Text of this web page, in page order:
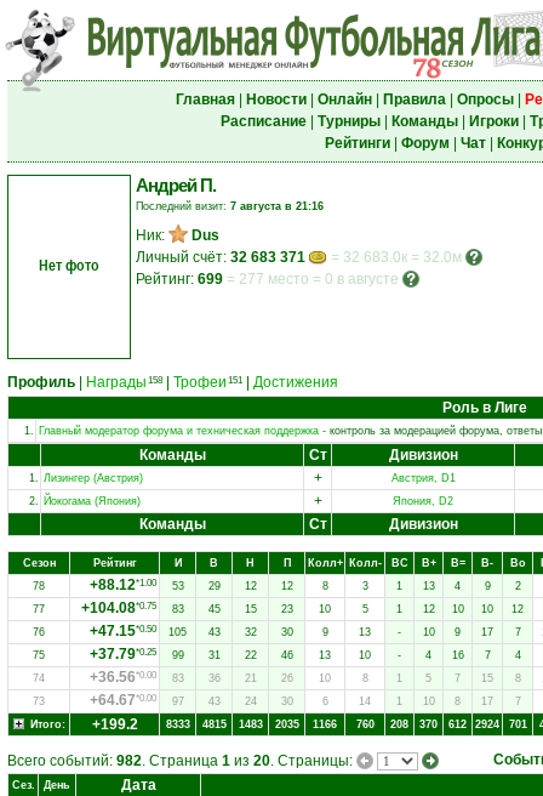
Главная| Новости| Онлайн| Правила| Опросы|
Расписание| Турниры| Команды| Игроки|
Рейтинги| Форум Чат|
Нет фото
Андрей П.
Последний визит: 7 августа в 21:16
Ник:
Dus
Личный счёт: 32 683 371
= 32 683.0к = 32.0м
Рейтинг: 699 = 277 место = 0 в августе
Профиль Награды 158 Трофеи 151
Достижения
Роль в Лиге
1. Главный модератор форума и техническая поддержка - контроль за модерацией форума,
Команды Ст Дивизион
1. Лизингер (Австрия) +
Австрия, D1
2. Йокогама (Япония) + Япония, D2
Команды Ст Дивизион
Сезон Рейтинг И В Н П Колл+ Колл- ВC В+ В= В- Вo
78
+88.12*1.00 53 29 12 12 8 3 1 13 4 9
2
77
+104.08*0.75 83 45 15 23 10 5 1 12 10 10 12
76
+47.15*0.50 105 43 32 30 9 13 - 10 9 17 7
75
+37.79*0.25 99 31 22 46 13 10 - 4 16 7
4
74
+36.56*0.00 83 36 21 26 10 8 1 5 7 15 8
73
+64.67*0.00 97 43 24 30 6 14 1 10 8 17
7
Итого:
+199.2 8333 4815 1483 2035 1166 760 208 370 612 2924 701
Всего событий: 982. Страница 1 из 20. Страницы:
Сез. День Дата